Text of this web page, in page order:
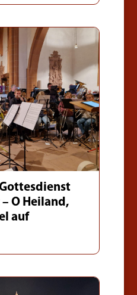
O Heiland,
auf